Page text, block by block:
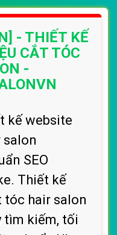
- THIẾT KẾ
CẮT TÓC
-
kế website
salon
SEO
Thiết kế
tóc hair salon
tìm kiếm, tối